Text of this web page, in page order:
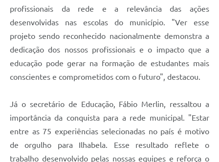
profissionais da rede e a relevância das ações
desenvolvidas nas escolas do município. "Ver esse
projeto sendo reconhecido nacionalmente demonstra a
dedicação dos nossos profissionais e o impacto que a
educação pode gerar na formação de estudantes mais
conscientes e comprometidos com o futuro", destacou.
Já o secretário de Educação, Fábio Merlin, ressaltou a
importância da conquista para a rede municipal. "Estar
entre as 75 experiências selecionadas no país é motivo
de orgulho para Ilhabela. Esse resultado reflete o
trabalho desenvolvido pelas nossas equipes e reforça o